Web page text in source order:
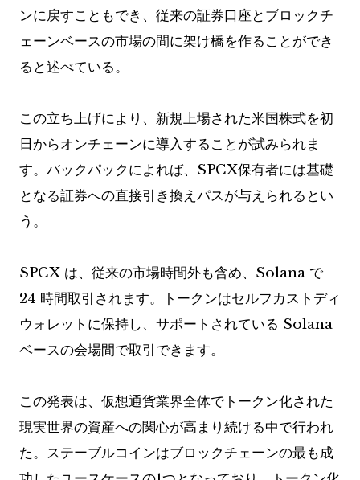
ンに戻すこともでき、従来の証券口座とブロックチ
ェーンベースの市場の間に架け橋を作ることができ
ると述べている。
この立ち上げにより、新規上場された米国株式を初
日からオンチェーンに導入することが試みられま
す。バックパックによれば、SPCX保有者には基礎
となる証券への直接引き換えパスが与えられるとい
う。
SPCX は、従来の市場時間外も含め、Solana で
24 時間取引されます。トークンはセルフカストディ
ウォレットに保持し、サポートされている Solana
ベースの会場間で取引できます。
この発表は、仮想通貨業界全体でトークン化された
現実世界の資産への関心が高まり続ける中で行われ
た。ステーブルコインはブロックチェーンの最も成